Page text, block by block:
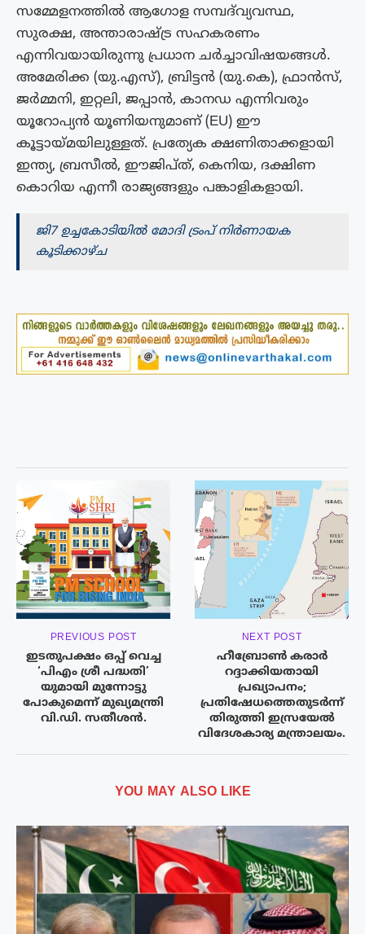
സമ്മേളനത്തിൽ ആഗോള സമ്പദ്‌വ്യവസ്ഥ,
സുരക്ഷ, അന്താരാഷ്ട്ര സഹകരണം
എന്നിവയായിരുന്നു പ്രധാന ചർച്ചാവിഷയങ്ങൾ.
അമേരിക്ക (യു.എസ്), ബ്രിട്ടൻ (യു.കെ), ഫ്രാൻസ്,
ജർമ്മനി, ഇറ്റലി, ജപ്പാൻ, കാനഡ എന്നിവരും
യൂറോപ്യൻ യൂണിയനുമാണ് (EU) ഈ
കൂട്ടായ്മയിലുള്ളത്. പ്രത്യേക ക്ഷണിതാക്കളായി
ഇന്ത്യ, ബ്രസീൽ, ഈജിപ്ത്, കെനിയ, ദക്ഷിണ
കൊറിയ എന്നീ രാജ്യങ്ങളും പങ്കാളികളായി.
ജി7 ഉച്ചകോടിയിൽ മോദി ട്രംപ് നിർണായക
കൂടിക്കാഴ്ച
PREVIOUS POST
ഇടതുപക്ഷം ഒപ്പ് വെച്ച
‘പിഎം ശ്രീ പദ്ധതി’
യുമായി മുന്നോട്ടു
പോകുമെന്ന് മുഖ്യമന്ത്രി
വി.ഡി. സതീശൻ.
NEXT POST
ഹീബ്രോൺ കരാർ
റദ്ദാക്കിയതായി
പ്രഖ്യാപനം;
പ്രതിഷേധത്തെതുടർന്ന്
തിരുത്തി ഇസ്രയേൽ
വിദേശകാര്യ മന്ത്രാലയം.
YOU MAY ALSO LIKE